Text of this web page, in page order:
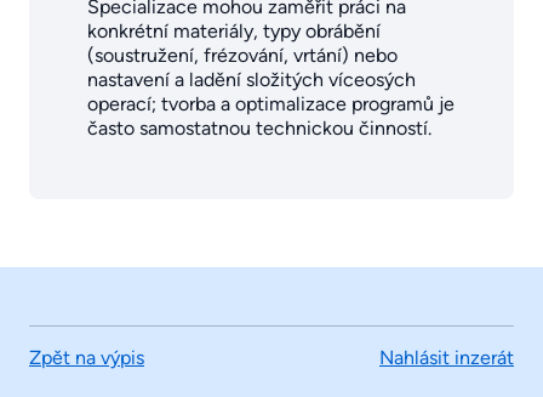
Specializace mohou zaměřit práci na
konkrétní materiály, typy obrábění
(soustružení, frézování, vrtání) nebo
nastavení a ladění složitých víceosých
operací; tvorba a optimalizace programů je
často samostatnou technickou činností.
Zpět na výpis Nahlásit inzerát